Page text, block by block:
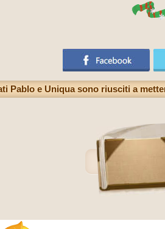
Pablo e Uniqua sono riusciti a